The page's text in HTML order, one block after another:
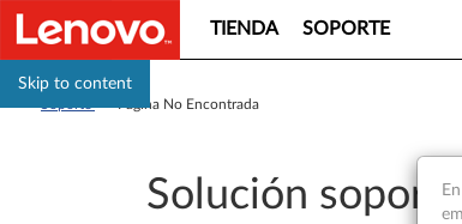
Skip to content
TIENDA SOPORTE
Página No Encontrada
Solución